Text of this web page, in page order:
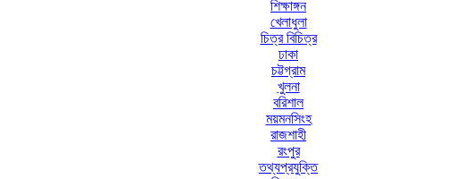
শিক্ষাঙ্গন
খেলাধুলা
চিত্র বিচিত্র
ঢাকা
চট্টগ্রাম
খুলনা
বরিশাল
ময়মনসিংহ
রাজশাহী
রংপুর
তথ্যপ্রযুক্তি